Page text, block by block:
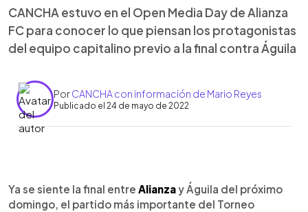
CANCHA estuvo en el Open Media Day de Alianza
FC para conocer lo que piensan los protagonistas
del equipo capitalino previo a la final contra Águila
PorCANCHA con información de Mario Reyes
Publicado el 24 de mayo de 2022
► Escuchar artículo
Ya se siente la final entre Alianzay Águila del próximo
domingo, el partido más importante del Torneo